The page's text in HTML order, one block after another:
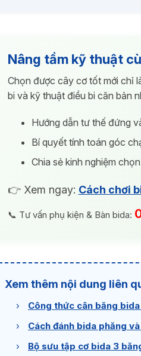
Nâng tầm kỹ thuật
Chọn được cây cơ tốt mới chỉ
bi và kỹ thuật điều bi căn bản
Hướng dẫn tư thế đứng
Bí quyết tính toán góc
Chia sẻ kinh nghiệm
👉 Xem ngay: Cách chơi
📞 Tư vấn phụ kiện & Bàn bida:
Xem thêm nội dung liên
›
Công thức cân băng
›
Cách đánh bida phăng
›
Bộ sưu tập cơ bida 3